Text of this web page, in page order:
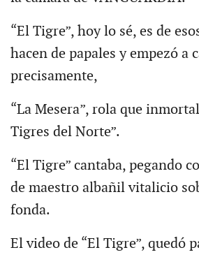
“El Tigre”, hoy lo sé, es de
hacen de papales y empezó a
precisamente,
“La Mesera”, rola que
Tigres del Norte”.
“El Tigre” cantaba, pegando
de maestro albañil vitalicio
fonda.
El video de “El Tigre”, quedó